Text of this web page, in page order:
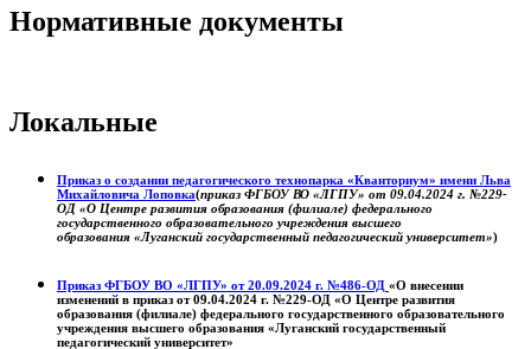
Нормативные документы
Локальные
Приказ о создании педагогического технопарка «Кванториум» имени Льва
Михайловича Лоповка(приказ ФГБОУ ВО «ЛГПУ» от 09.04.2024 г. №229-
ОД «О Центре развития образования (филиале) федерального
государственного образовательного учреждения высшего
образования «Луганский государственный педагогический университет»)
Приказ ФГБОУ ВО «ЛГПУ» от 20.09.2024 г. №486-ОД «О внесении
изменений в приказ от 09.04.2024 г. №229-ОД «О Центре развития
образования (филиале) федерального государственного образовательного
учреждения высшего образования «Луганский государственный
педагогический университет»